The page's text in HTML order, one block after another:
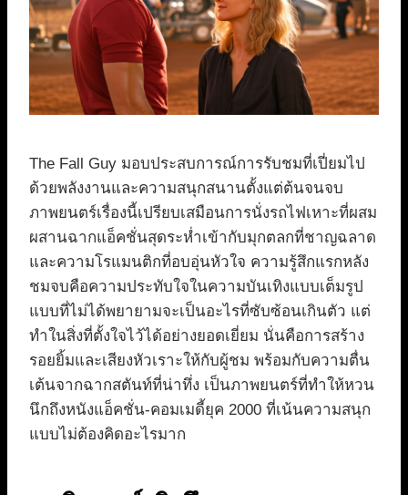
The Fall Guy มอบประสบการณ์การรับชมที่เปี่ยมไป
ด้วยพลังงานและความสนุกสนานตั้งแต่ต้นจนจบ
ภาพยนตร์เรื่องนี้เปรียบเสมือนการนั่งรถไฟเหาะที่ผสม
ผสานฉากแอ็คชั่นสุดระห่ำเข้ากับมุกตลกที่ชาญฉลาด
และความโรแมนติกที่อบอุ่นหัวใจ ความรู้สึกแรกหลัง
ชมจบคือความประทับใจในความบันเทิงแบบเต็มรูป
แบบที่ไม่ได้พยายามจะเป็นอะไรที่ซับซ้อนเกินตัว แต่
ทำในสิ่งที่ตั้งใจไว้ได้อย่างยอดเยี่ยม นั่นคือการสร้าง
รอยยิ้มและเสียงหัวเราะให้กับผู้ชม พร้อมกับความตื่น
เต้นจากฉากสตันท์ที่น่าทึ่ง เป็นภาพยนตร์ที่ทำให้หวน
นึกถึงหนังแอ็คชั่น-คอมเมดี้ยุค 2000 ที่เน้นความสนุก
แบบไม่ต้องคิดอะไรมาก